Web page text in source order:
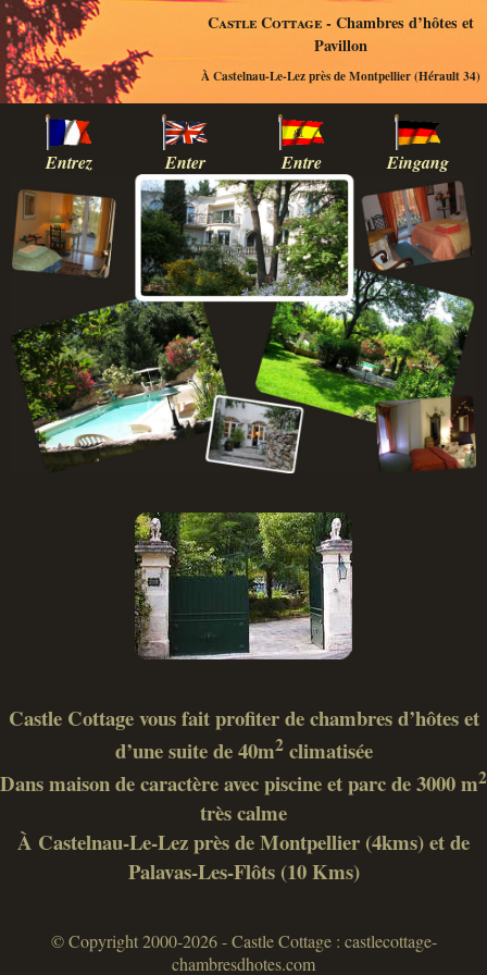
Castle Cottage- Chambres d’hôtes et
Pavillon
À Castelnau-Le-Lez près de Montpellier (Hérault 34)
Entrez Enter Entre Eingang
Castle Cottage vous fait profiter de chambres d’hôtes et
d’une suite de 40m2climatisée
Dans maison de caractère avec piscine et parc de 3000 m2
très calme
À Castelnau-Le-Lez près de Montpellier (4kms) et de
Palavas-Les-Flôts (10 Kms)
© Copyright 2000-2026 - Castle Cottage : castlecottage-
chambresdhotes.com